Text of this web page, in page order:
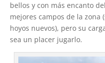
bellos y con más encanto
mejores campos de la zona
hoyos nuevos), pero su
sea un placer jugarlo.